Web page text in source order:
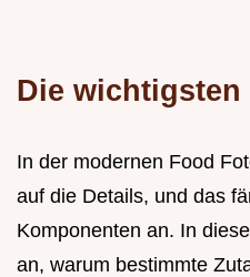
Die
In der modernen Food
auf die Details, und das
Komponenten an. In
an, warum bestimmte